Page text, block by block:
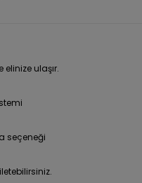
elinize ulaşır.
seçeneği